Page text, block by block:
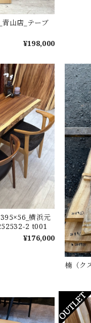
山店_テーブ
¥198,000
横浜元
2 t001
¥176,000
楠（ク